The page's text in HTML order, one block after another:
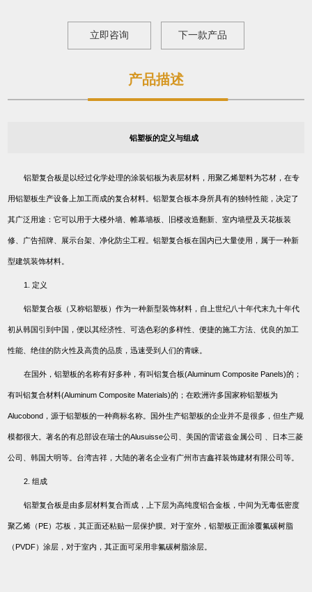
立即咨询 下一款产品
产品描述
铝塑板的定义与组成
铝塑复合板是以经过化学处理的涂装铝板为表层材料，用聚乙烯塑料为芯材，在专
用铝塑板生产设备上加工而成的复合材料。铝塑复合板本身所具有的独特性能，决定了
其广泛用途：它可以用于大楼外墙、帷幕墙板、旧楼改造翻新、室内墙壁及天花板装
修、广告招牌、展示台架、净化防尘工程。铝塑复合板在国内已大量使用，属于一种新
型建筑装饰材料。
1.定义
铝塑复合板（又称铝塑板）作为一种新型装饰材料，自上世纪八十年代末九十年代
初从韩国引到中国，便以其经济性、可选色彩的多样性、便捷的施工方法、优良的加工
性能、绝佳的防火性及高贵的品质，迅速受到人们的青睐。
在国外，铝塑板的名称有好多种，有叫铝复合板(Aluminum Composite Panels)的；
有叫铝复合材料(Aluminum Composite Materials)的；在欧洲许多国家称铝塑板为
Alucobond ，源于铝塑板的一种商标名称。国外生产铝塑板的企业并不是很多，但生产规
模都很大。著名的有总部设在瑞士的Alusuisse公司、美国的雷诺兹金属公司 、日本三菱
公司、韩国大明等。台湾吉祥，大陆的著名企业有广州市吉鑫祥装饰建材有限公司等。
2.组成
铝塑复合板是由多层材料复合而成，上下层为高纯度铝合金板，中间为无毒低密度
聚乙烯（ PE）芯板，其正面还粘贴一层保护膜。对于室外，铝塑板正面涂覆氟碳树脂
（ PVDF）涂层，对于室内，其正面可采用非氟碳树脂涂层。